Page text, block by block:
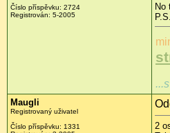
Číslo příspěvku: 2724
Registrován: 5-2005
No
Maugli
Registrovaný uživatel
Číslo příspěvku: 1331
2